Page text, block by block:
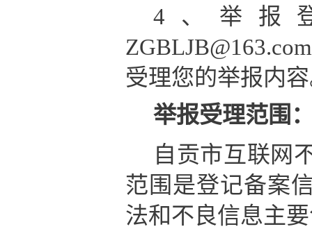
4、举报
受理您的举报内
举报受理范围
自贡市互联网
范围是登记备案
法和不良信息主